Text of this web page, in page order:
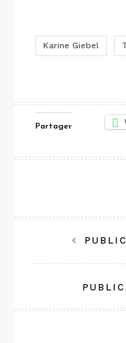
Karine Giebel
Partager
de
l’article